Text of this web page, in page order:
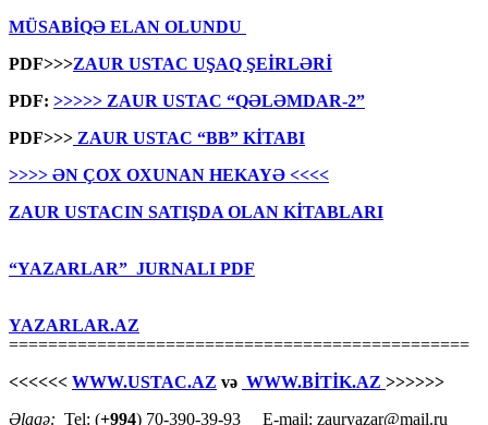
MÜSABİQƏ ELAN OLUNDU
PDF>>>ZAUR USTAC UŞAQ ŞEİRLƏRİ
PDF: >>>>> ZAUR USTAC “QƏLƏMDAR-2”
PDF>>> ZAUR USTAC “BB” KİTABI
>>>> ƏN ÇOX OXUNAN HEKAYƏ <<<<
ZAUR USTACIN SATIŞDA OLAN KİTABLARI
“YAZARLAR” JURNALI PDF
YAZARLAR.AZ
===============================================
<<<<<< WWW.USTAC.AZ və WWW.BİTİK.AZ >>>>>>
Əlaqə: Tel: (+994) 70-390-39-93 E-mail: zauryazar@mail.ru